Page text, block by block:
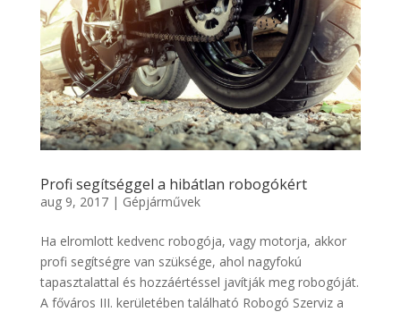
Profi segítséggel a hibátlan robogókért
aug 9, 2017| Gépjárművek
Ha elromlott kedvenc robogója, vagy motorja, akkor
profi segítségre van szüksége, ahol nagyfokú
tapasztalattal és hozzáértéssel javítják meg robogóját.
A főváros III. kerületében található Robogó Szerviz a